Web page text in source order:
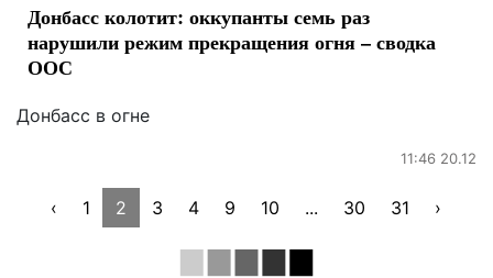
Донбасс колотит: оккупанты семь раз
нарушили режим прекращения огня – сводка
ООС
Донбасс в огне
11:46 20.12
‹ 1 2 3 4 9 10 ... 30 31 ›